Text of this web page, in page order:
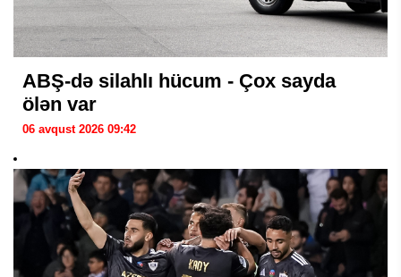
ABŞ-də silahlı hücum - Çox sayda
ölən var
06 avqust 2026 09:42